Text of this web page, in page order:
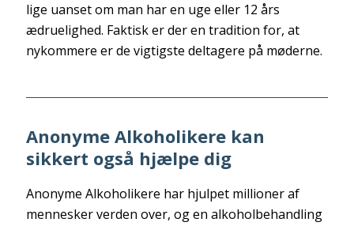
lige uanset om man har en uge eller 12 års
ædruelighed. Faktisk er der en tradition for, at
nykommere er de vigtigste deltagere på møderne.
Anonyme Alkoholikere kan
sikkert også hjælpe dig
Anonyme Alkoholikere har hjulpet millioner af
mennesker verden over, og en alkoholbehandling